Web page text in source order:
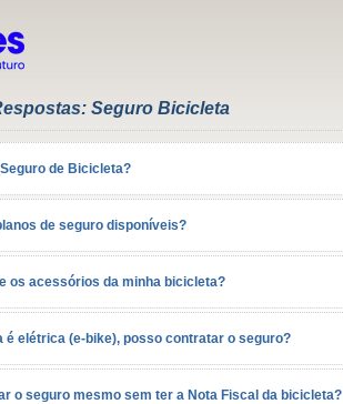
Seguro Bicicleta
de Bicicleta?
de seguro disponíveis?
os acessórios da minha bicicleta?
é elétrica (e-bike), posso contratar o seguro?
o seguro mesmo sem ter a Nota Fiscal da bicicleta?